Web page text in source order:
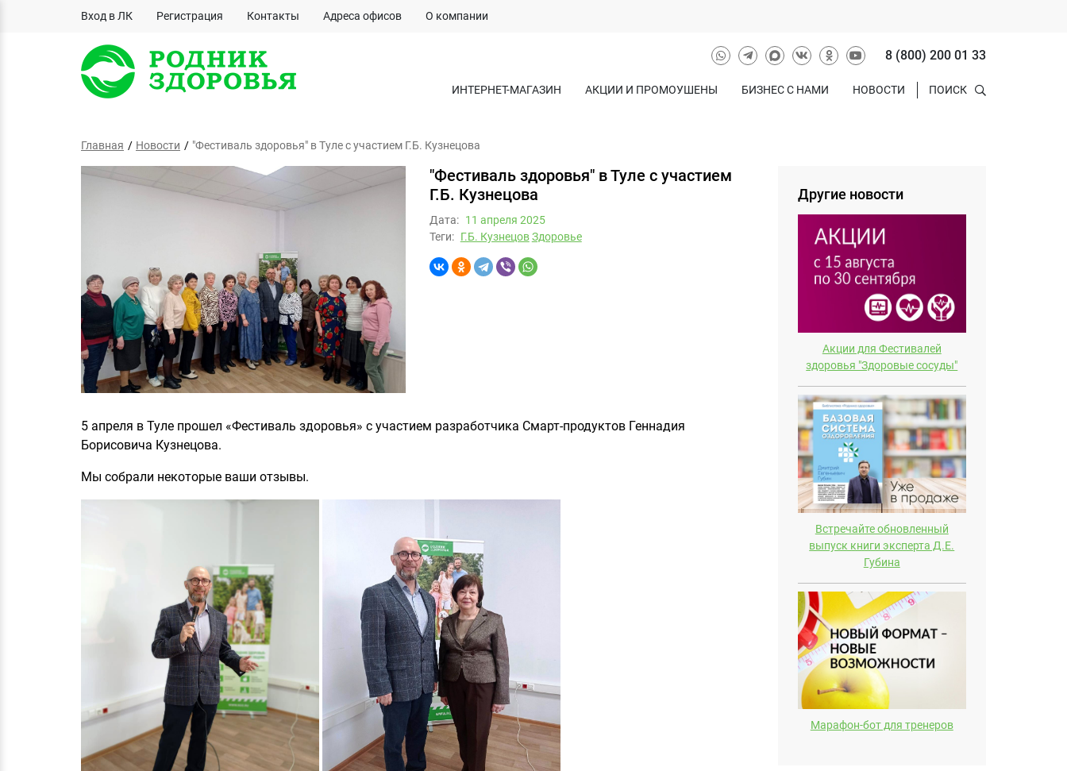
Вход в ЛК Регистрация Контакты Адреса офисов О компании
8 (800) 200 01 33
ИНТЕРНЕТ-МАГАЗИН АКЦИИ И ПРОМОУШЕНЫ БИЗНЕС С НАМИ НОВОСТИ ПОИСК
Главная Новости "Фестиваль здоровья" в Туле с участием Г.Б. Кузнецова
"Фестиваль здоровья" в Туле с участием
Г.Б. Кузнецова
Дата: 11 апреля 2025
Теги: Г.Б. Кузнецов Здоровье
5 апреля в Туле прошел «Фестиваль здоровья» с участием разработчика Смарт-продуктов Геннадия
Борисовича Кузнецова.
Мы собрали некоторые ваши отзывы.
Другие новости
Акции для Фестивалей
здоровья "Здоровые сосуды"
Встречайте обновленный
выпуск книги эксперта Д.E.
Губина
Марафон-бот для тренеров